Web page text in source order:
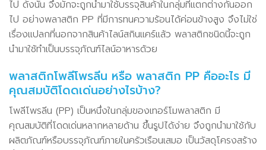
ไป ดังนั้น จึงมักจะถูกนำมาใช้บรรจุสินค้าในกลุ่มที่แตกต่างกันออก
ไป อย่างพลาสติก PP ที่มีการทนความร้อนได้ค่อนข้างสูง จึงไม่ใช่
เรื่องแปลกที่นอกจากสินค้าไลน์สกินแคร์แล้ว พลาสติกชนิดนี้จะถูก
นำมาใช้ทำเป็นบรรจุภัณฑ์ไลน์อาหารด้วย
พลาสติกโพลีโพรลีน หรือ พลาสติก PP คืออะไร มี
คุณสมบัติโดดเด่นอย่างไรบ้าง?
โพลีโพรลีน (PP) เป็นหนึ่งในกลุ่มของเทอร์โมพลาสติก มี
คุณสมบัติที่โดดเด่นหลากหลายด้าน ขึ้นรูปได้ง่าย จึงถูกนำมาใช้กับ
ผลิตภัณฑ์หรือบรรจุภัณฑ์ภายในครัวเรือนเสมอ เป็นวัสดุโครงสร้าง